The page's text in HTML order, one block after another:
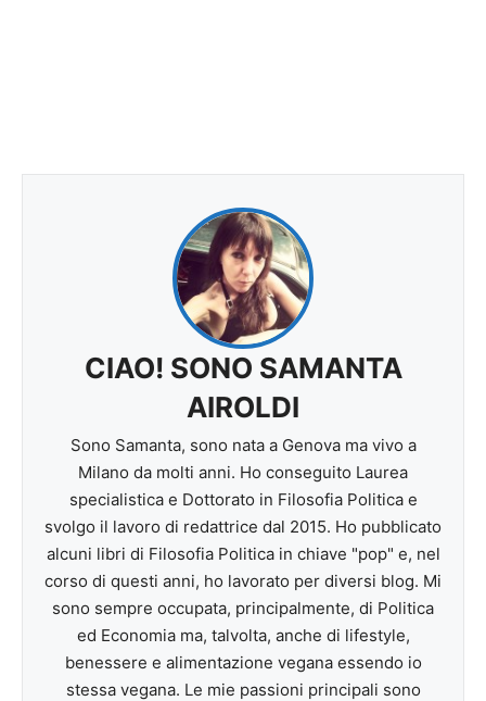
CIAO! SONO SAMANTA
AIROLDI
Sono Samanta, sono nata a Genova ma vivo a
Milano da molti anni. Ho conseguito Laurea
specialistica e Dottorato in Filosofia Politica e
svolgo il lavoro di redattrice dal 2015. Ho pubblicato
alcuni libri di Filosofia Politica in chiave "pop" e, nel
corso di questi anni, ho lavorato per diversi blog. Mi
sono sempre occupata, principalmente, di Politica
ed Economia ma, talvolta, anche di lifestyle,
benessere e alimentazione vegana essendo io
stessa vegana. Le mie passioni principali sono